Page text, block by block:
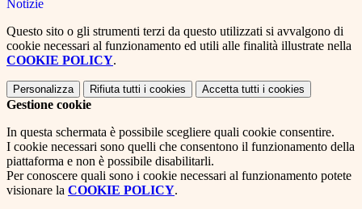
Notizie
Questo sito o gli strumenti terzi da questo utilizzati si avvalgono di
cookie necessari al funzionamento ed utili alle finalità illustrate nella
COOKIE POLICY.
Personalizza Rifiuta tutti i cookies Accetta tutti i cookies
Gestione cookie
In questa schermata è possibile scegliere quali cookie consentire.
I cookie necessari sono quelli che consentono il funzionamento della
piattaforma e non è possibile disabilitarli.
Per conoscere quali sono i cookie necessari al funzionamento potete
visionare la COOKIE POLICY.